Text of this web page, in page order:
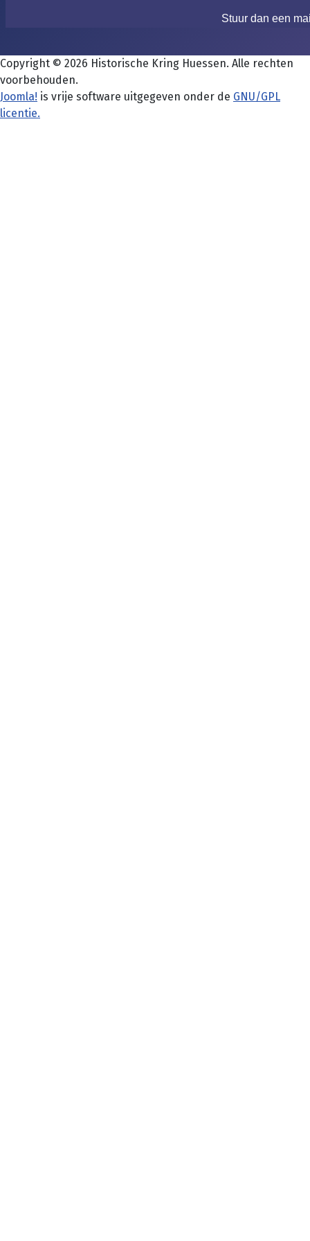
Stuur dan een
Copyright © 2026 Historische Kring Huessen. Alle rechten
voorbehouden.
Joomla! is vrije software uitgegeven onder de GNU/GPL
licentie.